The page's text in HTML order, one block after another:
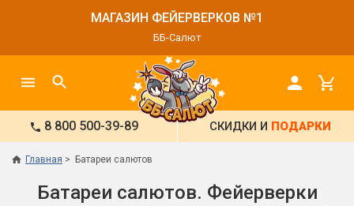
МАГАЗИН ФЕЙЕРВЕРКОВ №1
ББ-Салют
8 800 500-39-89 СКИДКИ И ПОДАРКИ
Главная Батареи салютов
Батареи салютов. Фейерверки